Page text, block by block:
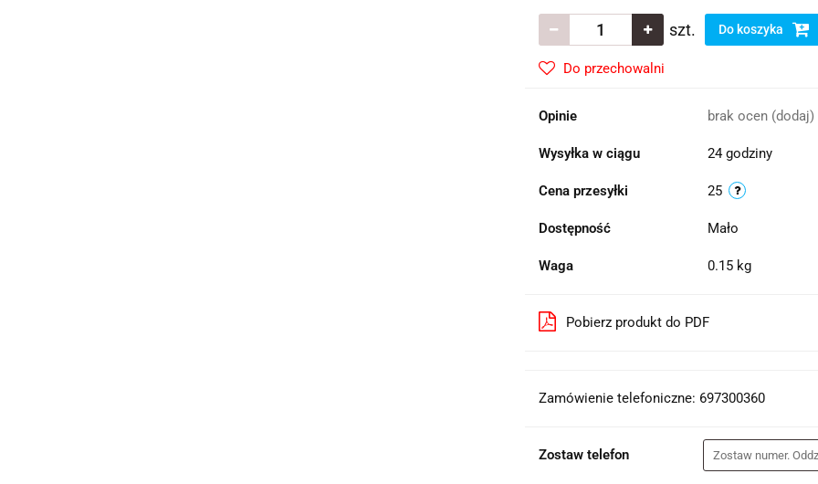
szt. Do koszyka
Do przechowalni
Opinie brak ocen (dodaj)
Wysyłka w ciągu 24 godziny
Cena przesyłki 25
Dostępność Mało
Waga 0.15 kg
Pobierz produkt do PDF
Zamówienie telefoniczne: 697300360
Zostaw telefon